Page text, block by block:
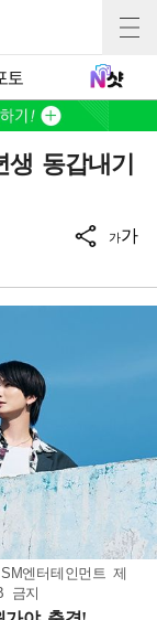
토
동갑내기
가가
엔터테인먼트 제
금지